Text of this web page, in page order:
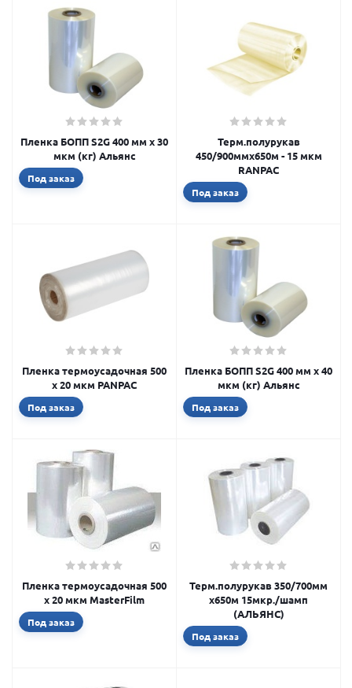
Пленка БОПП S2G 400 мм х 30
мкм (кг) Альянс
Под заказ
Терм.полурукав
450/900ммх650м - 15 мкм
RANPAC
Под заказ
Пленка термоусадочная 500
х 20 мкм PANPAC
Под заказ
Пленка БОПП S2G 400 мм х 40
мкм (кг) Альянс
Под заказ
Пленка термоусадочная 500
х 20 мкм MasterFilm
Под заказ
Терм.полурукав 350/700мм
х650м 15мкр./шамп
(АЛЬЯНС)
Под заказ